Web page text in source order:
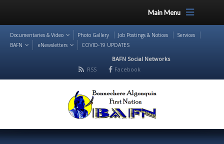
Main Menu
Documentaries & Video Photo Gallery Job Postings & Notices
Services
BAFN
eNewsletters COVID-19 UPDATES
BAFN Social Networks
RSS
Facebook